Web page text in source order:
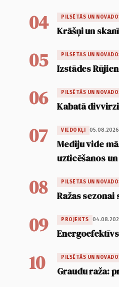
04 PILSĒTĀS UN
Krāšņi un
05 PILSĒTĀS UN
Izstādes
06 PILSĒTĀS UN
Kabatā
07 VIEDOKĻI
Mediju vide
uzticēšanos
08 PILSĒTĀS UN
Ražas sezonai
09 PROJEKTS
10 PILSĒTĀS UN
Graudu raža: